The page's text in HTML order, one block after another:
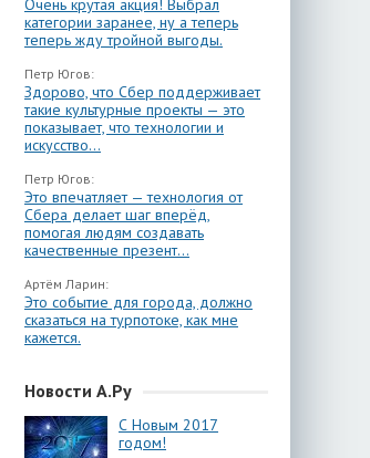
Очень крутая акция! Выбрал
категории заранее, ну а теперь
теперь жду тройной выгоды.
Петр Югов:
Здорово, что Сбер поддерживает
такие культурные проекты — это
показывает, что технологии и
искусство...
Петр Югов:
Это впечатляет — технология от
Сбера делает шаг вперёд,
помогая людям создавать
качественные презент...
Артём Ларин:
Это событие для города, должно
сказаться на турпотоке, как мне
кажется.
Новости А.Ру
С Новым 2017
годом!